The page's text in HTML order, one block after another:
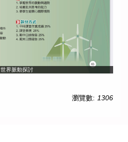
世界脈動探討
瀏覽數: 1306